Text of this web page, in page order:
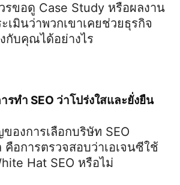
รขอดู Case Study หรือผลงาน
เมินว่าพวกเขาเคยช่วยธุรกิจ
กับคุณได้อย่างไร
รทำ SEO ว่าโปร่งใสและยั่งยืน
องการเลือกบริษัท SEO
คือการตรวจสอบว่าเอเจนซีใช้
Hat SEO หรือไม่